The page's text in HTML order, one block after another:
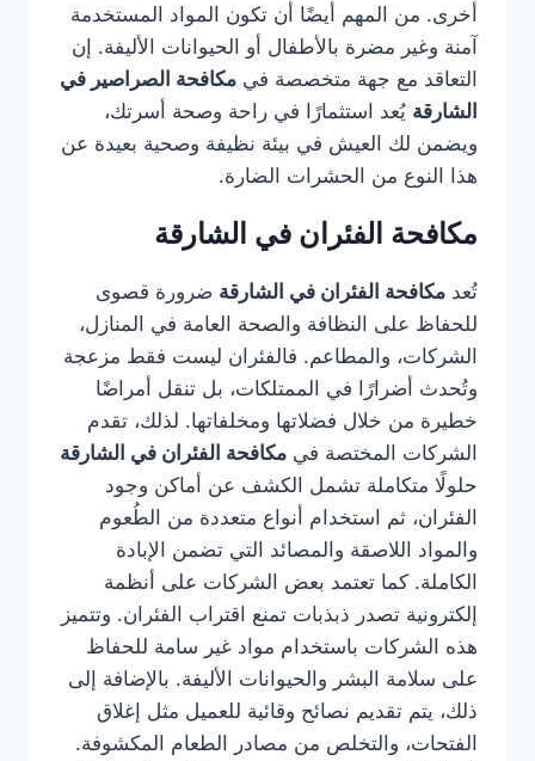
أخرى. من المهم أيضًا أن تكون المواد المستخدمة
آمنة وغير مضرة بالأطفال أو الحيوانات الأليفة. إن
التعاقد مع جهة متخصصة في مكافحة الصراصير في
الشارقة يُعد استثمارًا في راحة وصحة أسرتك،
ويضمن لك العيش في بيئة نظيفة وصحية بعيدة عن
هذا النوع من الحشرات الضارة.
مكافحة الفئران في الشارقة
تُعد مكافحة الفئران في الشارقة ضرورة قصوى
للحفاظ على النظافة والصحة العامة في المنازل،
الشركات، والمطاعم. فالفئران ليست فقط مزعجة
وتُحدث أضرارًا في الممتلكات، بل تنقل أمراضًا
خطيرة من خلال فضلاتها ومخلفاتها. لذلك، تقدم
الشركات المختصة في مكافحة الفئران في الشارقة
حلولًا متكاملة تشمل الكشف عن أماكن وجود
الفئران، ثم استخدام أنواع متعددة من الطُعوم
والمواد اللاصقة والمصائد التي تضمن الإبادة
الكاملة. كما تعتمد بعض الشركات على أنظمة
إلكترونية تصدر ذبذبات تمنع اقتراب الفئران. وتتميز
هذه الشركات باستخدام مواد غير سامة للحفاظ
على سلامة البشر والحيوانات الأليفة. بالإضافة إلى
ذلك، يتم تقديم نصائح وقائية للعميل مثل إغلاق
الفتحات، والتخلص من مصادر الطعام المكشوفة.